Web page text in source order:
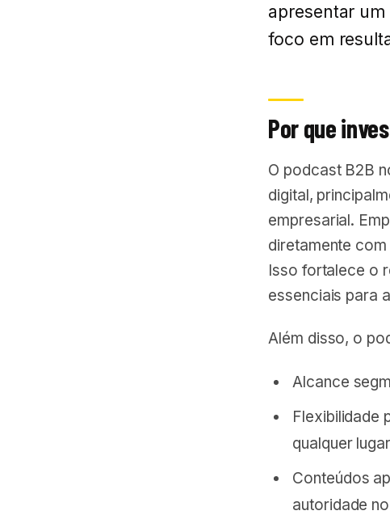
apresentar
foco em
Por que
O podcast B2B
digital,
empresarial.
diretamente
Isso fortalece o
essenciais para
Além disso, o
Alcance
Flexibilidade
qualquer
Conteúdos
autoridade